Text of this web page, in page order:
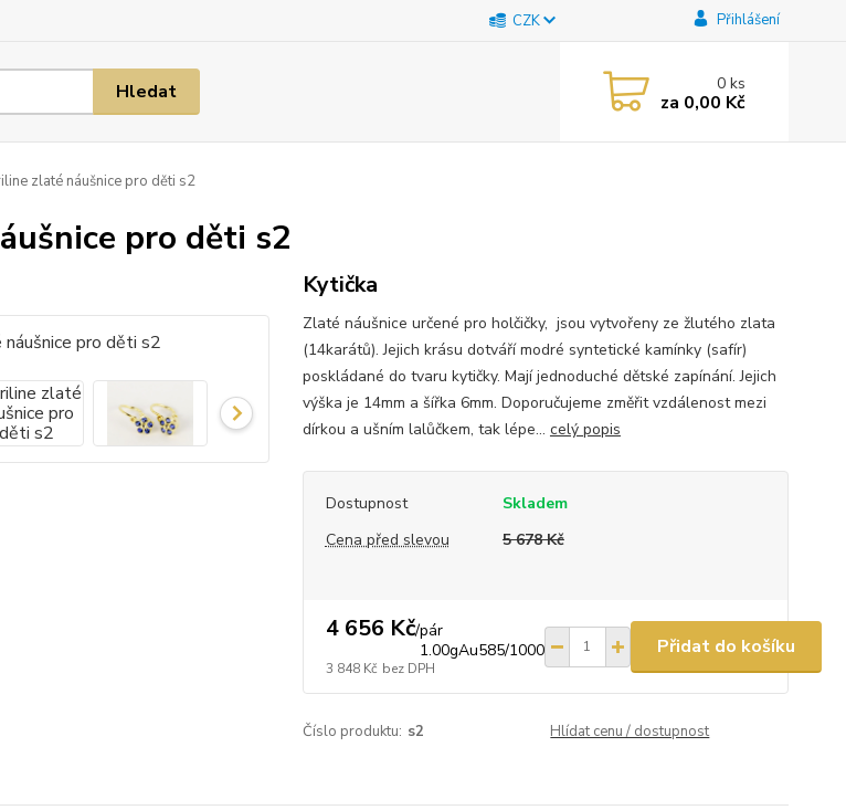
CZK Přihlášení
Hledat 0ks
za 0,00 Kč
zlaté náušnice pro děti s2
pro děti s2
Kytička
Zlaté náušnice určené pro holčičky, jsou vytvořeny ze žlutého zlata
(14karátů). Jejich krásu dotváří modré syntetické kamínky (safír)
poskládané do tvaru kytičky. Mají jednoduché dětské zapínání. Jejich
výška je 14mm a šířka 6mm. Doporučujeme změřit vzdálenost mezi
dírkou a ušním lalůčkem, tak lépe... celý popis
Dostupnost
Skladem
Cena před slevou
5 678 Kč
4 656 Kč/pár
1.00gAu585/1000
3 848 Kč bez DPH
Přidat do košíku
Číslo produktu: s2 Hlídat cenu / dostupnost